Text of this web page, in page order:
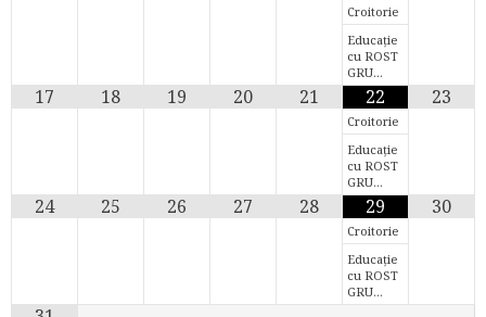
Croitorie
Educație
cu ROST
GRU…
17 18 19 20 21 22
Croitorie
Educație
cu ROST
GRU…
23
24 25 26 27 28 29
Croitorie
Educație
cu ROST
GRU…
30